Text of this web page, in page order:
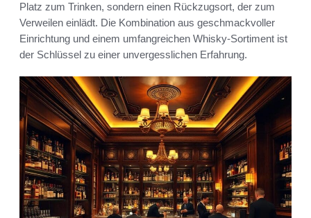
Platz zum Trinken, sondern einen Rückzugsort, der zum
Verweilen einlädt. Die Kombination aus geschmackvoller
Einrichtung und einem umfangreichen Whisky-Sortiment ist
der Schlüssel zu einer unvergesslichen Erfahrung.